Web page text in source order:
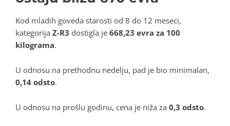
Kod mladih goveda starosti od 8 do 12 meseci,
kategorija Z-R3 dostigla je 668,23 evra za 100
kilograma.
U odnosu na prethodnu nedelju, pad je bio minimalan,
0,14 odsto.
U odnosu na prošlu godinu, cena je niža za 0,3 odsto.